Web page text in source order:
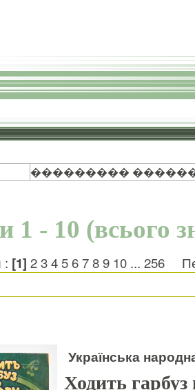
���������
1 - 10 (всього
: [1] 2 3 4 5 6 7 8 9 10... 256
Українська
Ходить гарбуз